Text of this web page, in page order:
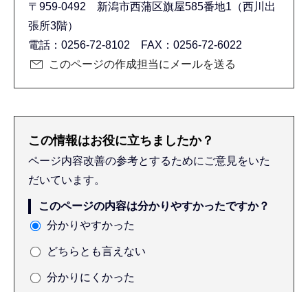
〒959-0492 新潟市西蒲区旗屋585番地1（西川出
張所3階）
電話：0256-72-8102 FAX：0256-72-6022
このページの作成担当にメールを送る
この情報はお役に立ちましたか？
ページ内容改善の参考とするためにご意見をいた
だいています。
このページの内容は分かりやすかったですか？
分かりやすかった
どちらとも言えない
分かりにくかった